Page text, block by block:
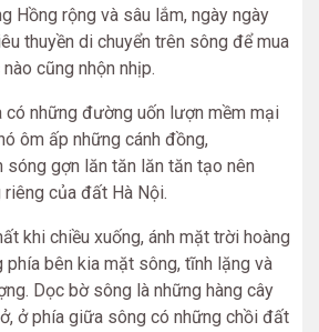
Hồng rộng và sâu lắm, ngày ngày
thuyền di chuyển trên sông để mua
cũng nhộn nhịp.
có những đường uốn lượn mềm mại
ôm ấp những cánh đồng,
sóng gợn lăn tăn lăn tăn tạo nên
của đất Hà Nội.
khi chiều xuống, ánh mặt trời hoàng
phía bên kia mặt sông, tĩnh lặng và
Dọc bờ sông là những hàng cây
ở phía giữa sông có những chồi đất